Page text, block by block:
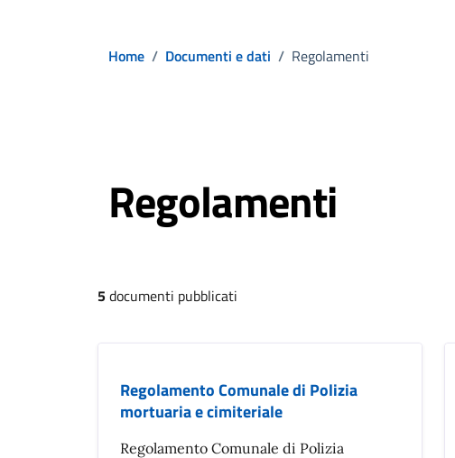
Home / Documenti e dati / Regolamenti
Regolamenti
5documenti pubblicati
Regolamento Comunale di Polizia
mortuaria e cimiteriale
Regolamento Comunale di Polizia